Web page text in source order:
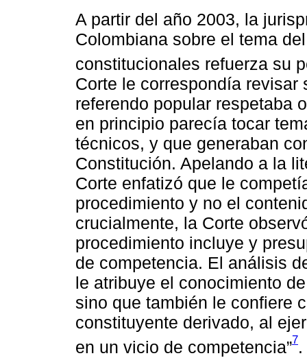
A partir del año 2003, la
Colombiana sobre el tema
constitucionales refuerza su
Corte le correspondía
referendo popular respetaba
en principio parecía tocar
técnicos, y que generaban
Constitución. Apelando a la
Corte enfatizó que le
procedimiento y no el
crucialmente, la Corte
procedimiento incluye y
de competencia. El análisis
le atribuye el conocimiento
sino que también le confiere
constituyente derivado, al
en un vicio de competencia”7.